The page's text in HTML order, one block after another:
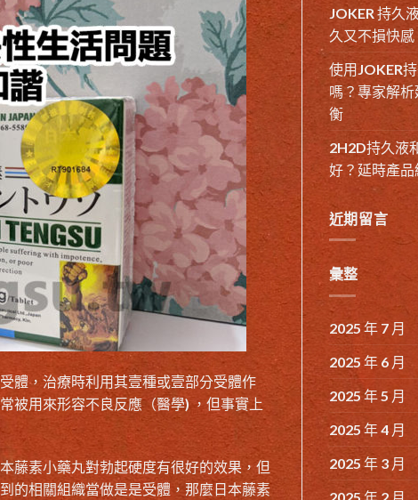
體，治療時利用其壹種或壹部分受體作
被用來形容不良反應（醫學) ，但事實上
藤素小藥丸對勃起硬度有很好的效果，但
的相關組織當做是是受體，那麼日本藤素
JOKER 持久
久又不損快感
使用JOKER
嗎？專家解
衡
2H2D持久液
好？延時產
近期留言
彙整
2025 年 7 月
2025 年 6 月
2025 年 5 月
2025 年 4 月
2025 年 3 月
2025 年 2 月